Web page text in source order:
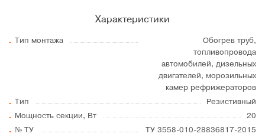
Характеристики
Тип монтажа
Обогрев труб,
топливопровода
автомобилей, дизельных
двигателей, морозильных
камер рефрижераторов
Тип
Резистивный
Мощность секции, Вт
20
№ ТУ
ТУ 3558-010-28836817-2015